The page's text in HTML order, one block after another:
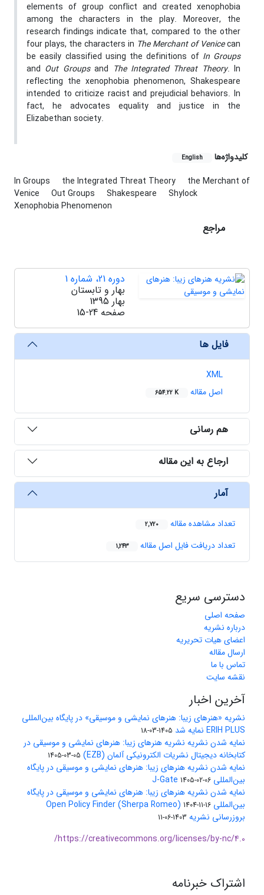
elements of group conflict and created xenophobia
among the characters in the play. Moreover, the
research findings indicate that, compared to the other
four plays, the characters in The Merchant of Venicecan
be easily classified using the definitions of In Groups
and Out Groupsand The Integrated Threat Theory. In
reflecting the xenophobia phenomenon, Shakespeare
intended to criticize racist and prejudicial behaviors. In
fact, he advocates equality and justice in the
Elizabethan society.
کلیدواژه‌ها English
In Groups the Integrated Threat Theory
the Merchant of
Venice
Out Groups Shakespeare
Shylock
Xenophobia Phenomenon
مراجع
دوره 21، شماره 1
بهار و تابستان
بهار 1395
صفحه 15-24
فایل ها
XML
اصل مقاله
654.22 K
هم رسانی
ارجاع به این مقاله
آمار
تعداد مشاهده مقاله 2,720
تعداد دریافت فایل اصل مقاله 1,243
دسترسی سریع
صفحه اصلی
درباره نشریه
اعضای هیات تحریریه
ارسال مقاله
تماس با ما
نقشه سایت
آخرین اخبار
نشریه «هنرهای زیبا: هنرهای نمایشی و موسیقی» در پایگاه بین‌المللی
ERIH PLUS نمایه شد
1405-03-18
نمایه شدن نشریه نشریه هنرهای زیبا: هنرهای نمایشی و موسیقی در
کتابخانه دیجیتال نشریات الکترونیکی آلمان (EZB)
1405-03-05
نمایه شدن نشریه هنرهای زیبا: هنرهای نمایشی و موسیقی در پایگاه
بین‌المللی J-Gate 1405-02-06
نمایه شدن نشریه هنرهای زیبا: هنرهای نمایشی و موسیقی در پایگاه
بین‌المللی Open Policy Finder (Sherpa Romeo) 1404-11-16
بروزرسانی نشریه 1403-06-11
https://creativecommons.org/licenses/by-nc/4.0/
اشتراک خبرنامه